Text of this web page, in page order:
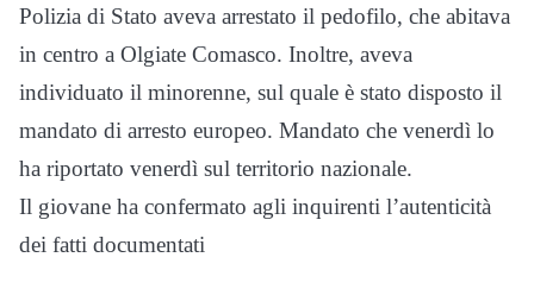
Polizia di Stato aveva arrestato il pedofilo, che abitava
in centro a Olgiate Comasco. Inoltre, aveva
individuato il minorenne, sul quale è stato disposto il
mandato di arresto europeo. Mandato che venerdì lo
ha riportato venerdì sul territorio nazionale.
Il giovane ha confermato agli inquirenti l’autenticità
dei fatti documentati